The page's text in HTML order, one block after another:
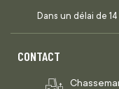
Dans un délai de 14
CONTACT